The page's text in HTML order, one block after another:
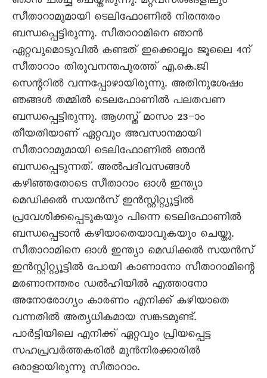
സീതാറാമുമായി ടെലിഫോണില്‍ നിരന്തരം
ബന്ധപ്പെട്ടിരുന്നു. സീതാറാമിനെ ഞാന്‍
ഏറ്റവുമൊടുവില്‍ കണ്ടത് ഇക്കൊല്ലം ജൂലൈ 4ന്
സീതാറാം തിരുവനന്തപുരത്ത് എ.കെ.ജി
സെന്ററില്‍ വന്നപ്പോഴായിരുന്നു. അതിനുശേഷം
ഞങ്ങള്‍ തമ്മില്‍ ടെലഫോണില്‍ പലതവണ
ബന്ധപ്പെട്ടിരുന്നു. ആഗസ്ത് മാസം 23–ാം
തീയതിയാണ് ഏറ്റവും അവസാനമായി
സീതാറാമുമായി ടെലിഫോണില്‍ ഞാന്‍
ബന്ധപ്പെടുന്നത്. അല്‍പദിവസങ്ങള്‍
കഴിഞ്ഞതോടെ സീതാറാം ഓള്‍ ഇന്ത്യാ
മെഡിക്കല്‍ സയൻസ് ഇന്‍സ്റ്റിറ്റ്യുട്ടില്‍
പ്രവേശിക്കപ്പെടുകയും പിന്നെ ടെലിഫോണില്‍
ബന്ധപ്പെടാന്‍ കഴിയാതെയാവുകയും ചെയ്തു.
സീതാറാമിനെ ഓള്‍ ഇന്ത്യാ മെഡിക്കല്‍ സയൻസ്
ഇന്‍സ്റ്റിറ്റ്യൂട്ടില്‍ പോയി കാണാനോ സീതാറാമിന്റെ
മരണാനന്തരം ഡല്‍ഹിയില്‍ എത്താനോ
അനോരോഗ്യം കാരണം എനിക്ക് കഴിയാതെ
വന്നതില്‍ അത്യധികമായ സങ്കടമുണ്ട്.
പാർട്ടിയിലെ എനിക്ക് ഏറ്റവും പ്രിയപ്പെട്ട
സഹപ്രവര്‍ത്തകരില്‍ മുന്‍നിരക്കാരില്‍
ഒരാളായിരുന്നു സീതാറാം.